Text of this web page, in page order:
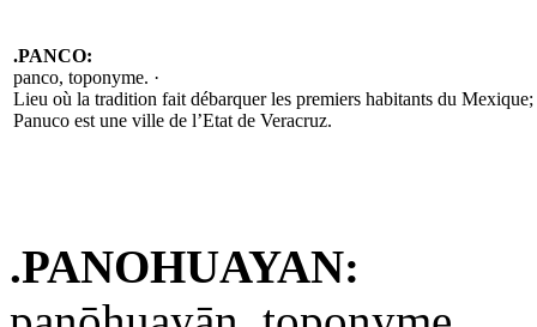
.PANCO:
panco, toponyme. ·
Lieu où la tradition fait débarquer les premiers habitants du
Panuco est une ville de l’Etat de Veracruz.
.PANOHUAYAN: